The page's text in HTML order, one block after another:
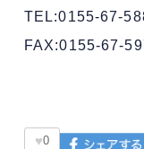
TEL:0155-67-
FAX:0155-67-
♥0